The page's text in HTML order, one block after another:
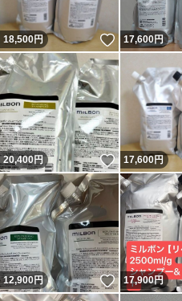
18,500円 いいね！
17,600円
20,400円 いいね！
17,600円
12,900円 いいね！
17,900円